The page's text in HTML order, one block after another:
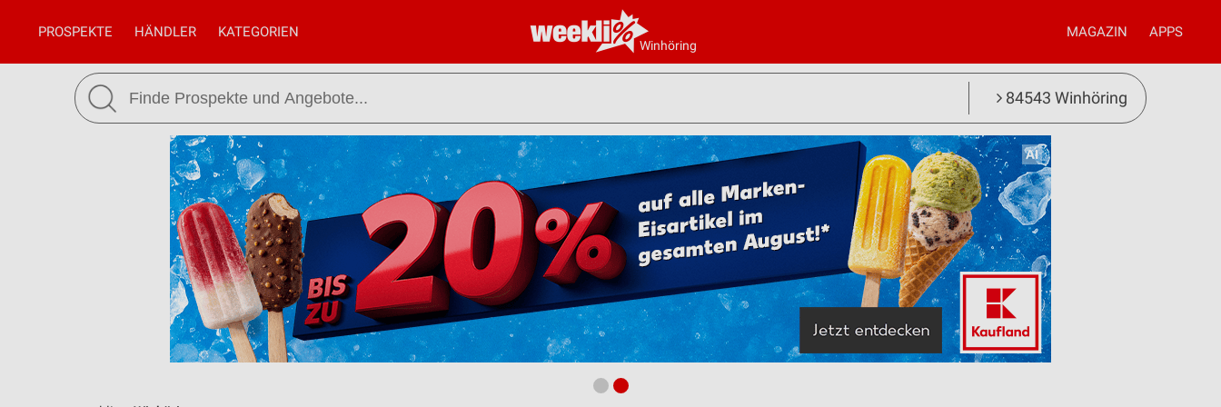
Winhöring
PROSPEKTE HÄNDLER KATEGORIEN MAGAZIN APPS
84543 Winhöring